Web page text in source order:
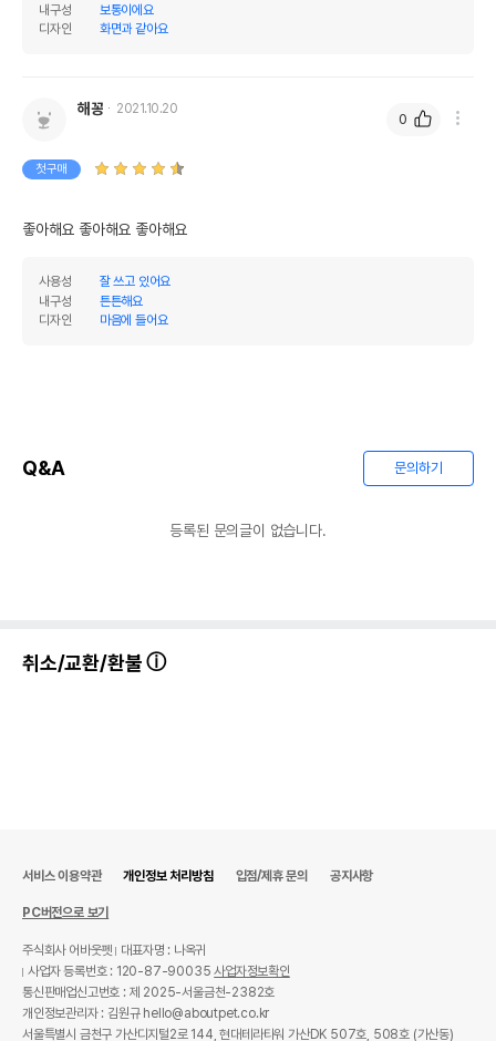
내구성
보통이에요
디자인
화면과 같아요
해꽁 2021.10.20
첫구매
좋아해요 좋아해요 좋아해요
사용성
잘 쓰고 있어요
내구성
튼튼해요
디자인
마음에 들어요
0
Q&A 문의하기
등록된 문의글이 없습니다.
취소/교환/환불
서비스 이용약관 개인정보 처리방침 입점/제휴 문의 공지사항
PC버전으로 보기
주식회사 어바웃펫
대표자명 : 나옥귀
사업자 등록번호 : 120-87-90035사업자정보확인
통신판매업신고번호 : 제 2025-서울금천-2382호
개인정보관리자 : 김원규 hello@aboutpet.co.kr
서울특별시 금천구 가산디지털2로 144, 현대테라타워 가산DK 507호, 508호 (가산동)